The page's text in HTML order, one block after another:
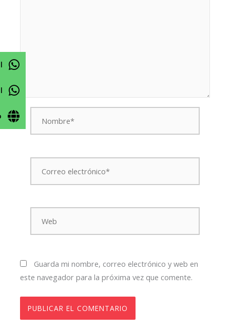
Nombre*
Correo
electrónico*
Web
Guarda mi nombre, correo electrónico y web en
este navegador para la próxima vez que comente.